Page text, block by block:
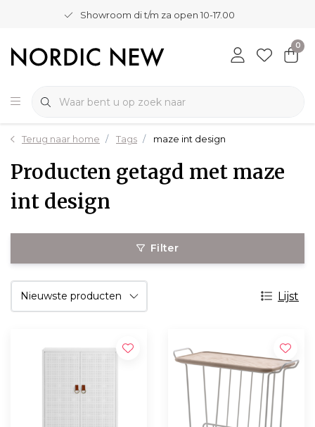
Showroom di t/m za open 10-17.00
0
Terug naar home Tags maze int design
Producten getagd met maze
int design
Filter
Lijst